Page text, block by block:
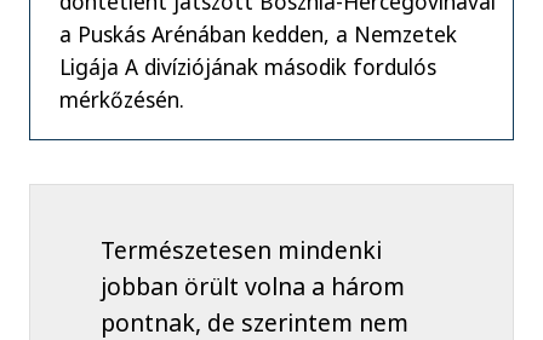
a Puskás Arénában kedden, a Nemzetek
Ligája A divíziójának második fordulós
mérkőzésén.
Természetesen mindenki
jobban örült volna a három
pontnak, de szerintem nem